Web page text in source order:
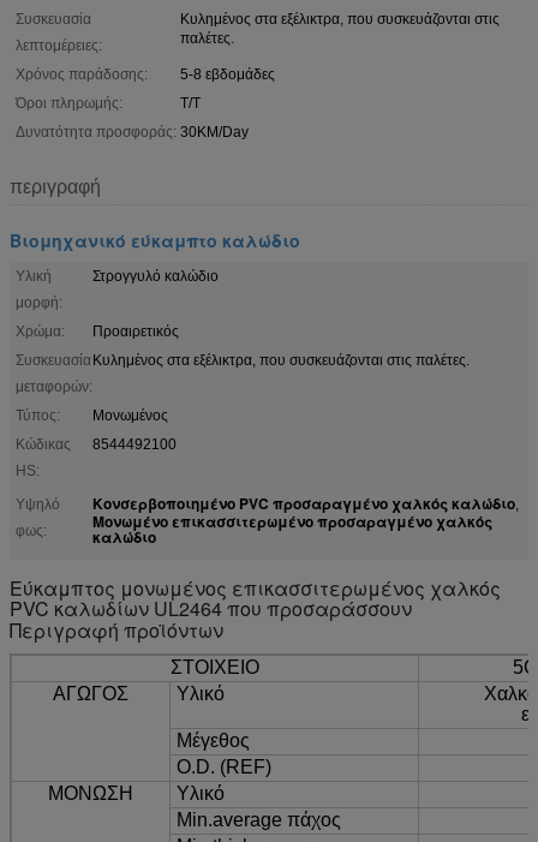
Συσκευασία
λεπτομέρειες:
Κυλημένος στα εξέλικτρα, που συσκευάζονται στις
παλέτες.
Χρόνος παράδοσης:
5-8 εβδομάδες
Όροι πληρωμής:
T/T
Δυνατότητα προσφοράς: 30KM/Day
περιγραφή
Βιομηχανικό εύκαμπτο καλώδιο
Υλική
μορφή:
Στρογγυλό καλώδιο
Χρώμα:
Προαιρετικός
Συσκευασία
μεταφορών:
Κυλημένος στα εξέλικτρα, που συσκευάζονται στις παλέτες.
Τύπος:
Μονωμένος
Κώδικας
HS:
8544492100
Υψηλό
φως:
Κονσερβοποιημένο PVC προσαραγμένο χαλκός καλώδιο,
Μονωμένο επικασσιτερωμένο προσαραγμένο χαλκός
καλώδιο
Εύκαμπτος μονωμένος επικασσιτερωμένος χαλκός
PVC καλωδίων UL2464 που προσαράσσουν
Περιγραφή προϊόντων
ΣΤΟΙΧΕΙΟ
ΑΓΩΓΟΣ
Υλικό
Μέγεθος
O.D. (REF)
ΜΟΝΩΣΗ
Υλικό
Min.average πάχος